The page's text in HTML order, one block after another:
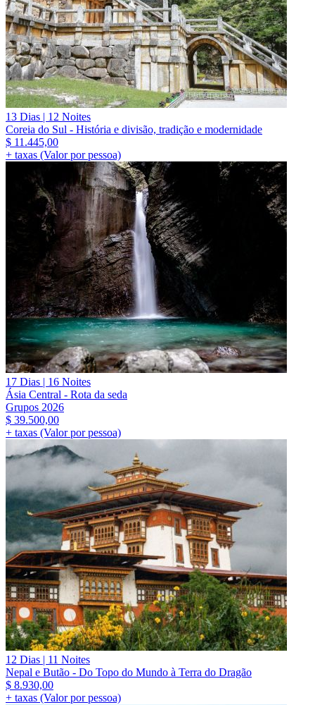
13 Dias | 12 Noites
Coreia do Sul - História e divisão, tradição e modernidade
$ 11.445,00
+ taxas (Valor por pessoa)
17 Dias | 16 Noites
Ásia Central - Rota da seda
Grupos 2026
$ 39.500,00
+ taxas (Valor por pessoa)
12 Dias | 11 Noites
Nepal e Butão - Do Topo do Mundo à Terra do Dragão
$ 8.930,00
+ taxas (Valor por pessoa)